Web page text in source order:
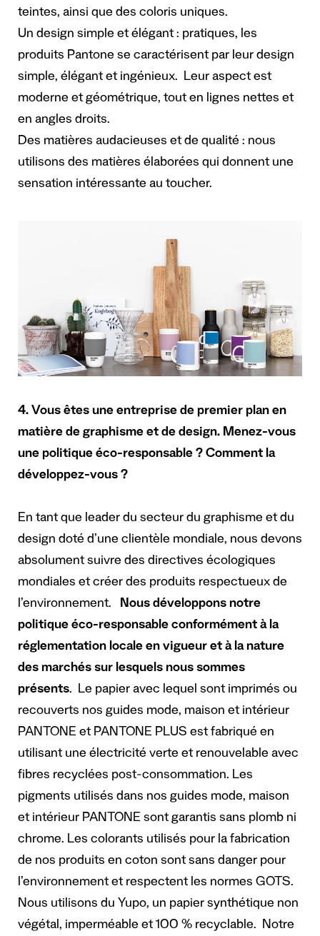
teintes, ainsi que des coloris uniques.
Un design simple et élégant: pratiques, les
produits Pantone se caractérisent par leur design
simple, élégant et ingénieux. Leur aspect est
moderne et géométrique, tout en lignes nettes et
en angles droits.
Des matières audacieuses et de qualité : nous
utilisons des matières élaborées qui donnent une
sensation intéressante au toucher.
4. Vous êtes une entreprise de premier plan en
matière de graphisme et de design. Menez-vous
une politique éco-responsable ? Comment la
développez-vous ?
En tant que leader du secteur du graphisme et du
design doté d’une clientèle mondiale, nous devons
absolument suivre des directives écologiques
mondiales et créer des produits respectueux de
l’environnement. Nous développons notre
politique éco-responsable conformément à la
réglementation locale en vigueur et à la nature
des marchés sur lesquels nous sommes
présents. Le papier avec lequel sont imprimés ou
recouverts nos guides mode, maison et intérieur
PANTONE et PANTONE PLUS est fabriqué en
utilisant une électricité verte et renouvelable avec
fibres recyclées post-consommation. Les
pigments utilisés dans nos guides mode, maison
et intérieur PANTONE sont garantis sans plomb ni
chrome. Les colorants utilisés pour la fabrication
de nos produits en coton sont sans danger pour
l’environnement et respectent les normes GOTS.
Nous utilisons du Yupo, un papier synthétique non
végétal, imperméable et 100 % recyclable. Notre